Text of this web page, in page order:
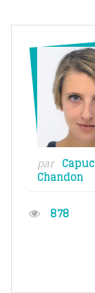
par
Chandon
878